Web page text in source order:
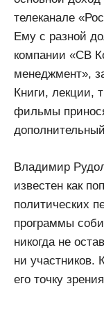
телеканале
Ему с разной
компании «СВ
менеджмент»,
Книги, лекции,
фильмы
Владимир
известен как
политических
программы
никогда не
ни участников.
его точку